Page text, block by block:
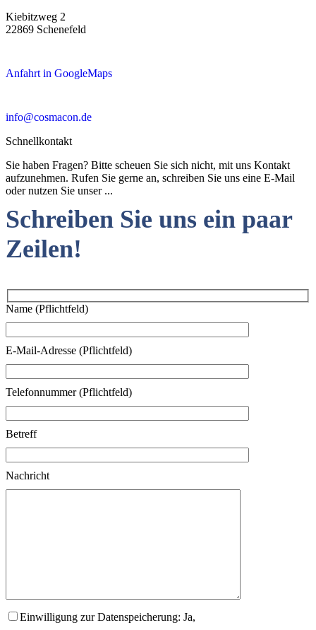
Kiebitzweg 2
22869 Schenefeld
Anfahrt in GoogleMaps
info@cosmacon.de
Schnellkontakt
Sie haben Fragen? Bitte scheuen Sie sich nicht, mit uns Kontakt
aufzunehmen. Rufen Sie gerne an, schreiben Sie uns eine E-Mail
oder nutzen Sie unser ...
Schreiben Sie uns ein paar
Zeilen!
Name (Pflichtfeld)
E-Mail-Adresse (Pflichtfeld)
Telefonnummer (Pflichtfeld)
Betreff
Nachricht
Einwilligung zur Datenspeicherung: Ja,